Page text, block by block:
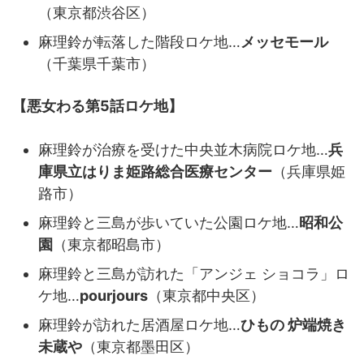
（東京都渋谷区）
麻理鈴が転落した階段ロケ地…メッセモール
（千葉県千葉市）
【悪女わる第5話ロケ地】
麻理鈴が治療を受けた中央並木病院ロケ地…兵
庫県立はりま姫路総合医療センター （兵庫県姫
路市）
麻理鈴と三島が歩いていた公園ロケ地…昭和公
園 （東京都昭島市）
麻理鈴と三島が訪れた「アンジェ ショコラ」ロ
ケ地…pourjours （東京都中央区）
麻理鈴が訪れた居酒屋ロケ地…ひもの 炉端焼き
未蔵や （東京都墨田区）